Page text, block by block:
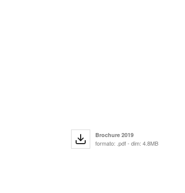
Brochure 2019
formato: .pdf - dim: 4.8MB